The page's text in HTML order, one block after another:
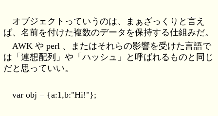
オブジェクトっていうのは、まぁざっくりと言え
ば、名前を付けた複数のデータを保持する仕組みだ。
AWK や perl 、またはそれらの影響を受けた言語で
は「連想配列」や「ハッシュ」と呼ばれるものと同じ
だと思っていい。
var obj = {a:1,b:"Hi!"};